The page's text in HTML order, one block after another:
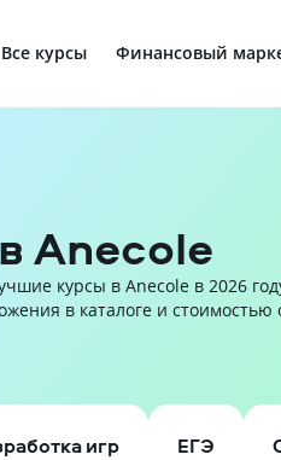
Все курсы Финансовый
Anecole
курсы в Anecole в 2026
в каталоге и стоимостью
игр ЕГЭ